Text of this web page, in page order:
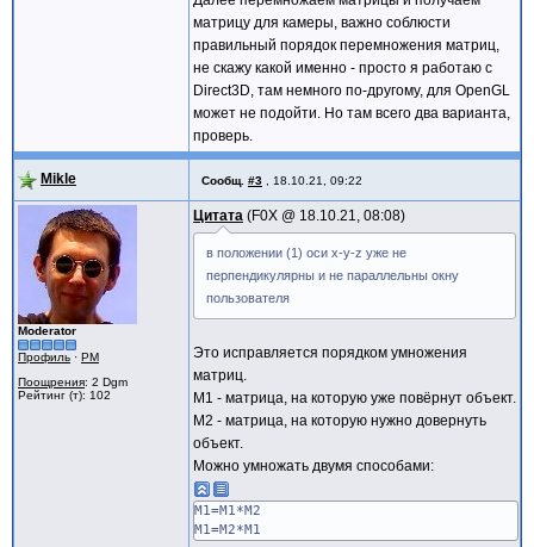
матрицу для камеры, важно соблюсти
правильный порядок перемножения матриц,
не скажу какой именно - просто я работаю с
Direct3D, там немного по-другому, для OpenGL
может не подойти. Но там всего два варианта,
проверь.
Mikle Сообщ. #3 18.10.21, 09:22
Moderator
Профиль · PM
Поощрения: 2 Dgm
Рейтинг (т): 102
Цитата F0X @ 18.10.21, 08:08
в положении (1) оси x-y-z уже не
перпендикулярны и не параллельны окну
пользователя
Это исправляется порядком умножения
матриц.
М1 - матрица, на которую уже повёрнут объект.
М2 - матрица, на которую нужно довернуть
объект.
Можно умножать двумя способами:
М1=М1*М2
М1=М2*М1